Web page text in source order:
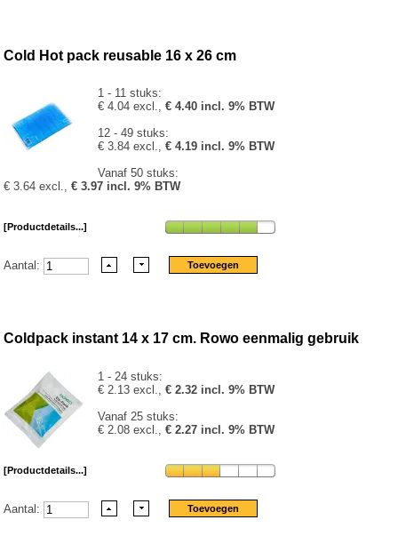
Cold Hot pack reusable 16 x 26 cm
1 - 11 stuks:
€ 4.04 excl.,€ 4.40 incl. 9% BTW
12 - 49 stuks:
€ 3.84 excl.,€ 4.19 incl. 9% BTW
Vanaf 50 stuks:
€ 3.64 excl.,€ 3.97 incl. 9% BTW
[Productdetails...]
Aantal:
Coldpack instant 14 x 17 cm. Rowo eenmalig gebruik
1 - 24 stuks:
€ 2.13 excl.,€ 2.32 incl. 9% BTW
Vanaf 25 stuks:
€ 2.08 excl.,€ 2.27 incl. 9% BTW
[Productdetails...]
Aantal: